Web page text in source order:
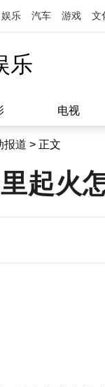
娱乐 汽车 游戏 文
乐
电视
报道 > 正文
起火